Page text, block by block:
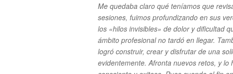
Me quedaba claro qué teníamos que
sesiones, fuimos profundizando en sus
los «hilos invisibles» de dolor y dificultad
ámbito profesional no tardó en llegar.
logró construir, crear y disfrutar de una
evidentemente. Afronta nuevos retos, y